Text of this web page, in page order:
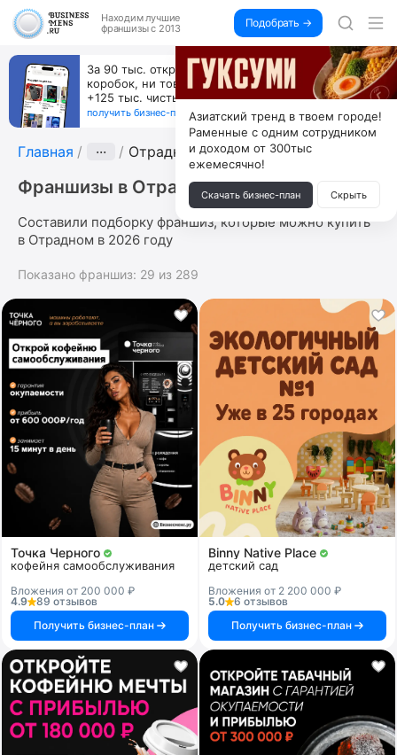
Находим лучшие
франшизы с 2013
Подобрать →
За 90 тыс. открой магазин на Авито, дома ни
коробок, ни товара, ни склада, зато каждый месяц
+125 тыс. чистыми
получить бизнес-план ↓
Главная ··· Отрадное
Франшизы в Отрадном
Составили подборку франшиз, которые можно купить
в Отрадном в 2026 году
Показано франшиз: 29 из 289
Точка Черного
кофейня самообслуживания
Вложения от 200 000 ₽
4.9
89 отзывов
Получить бизнес-план
Binny Native Place
детский сад
Вложения от 2 200 000 ₽
5.0
6 отзывов
Получить бизнес-план
Азиатский тренд в твоем городе!
Раменные с одним сотрудником
и доходом от 300тыс
ежемесячно!
Скачать бизнес-план Скрыть